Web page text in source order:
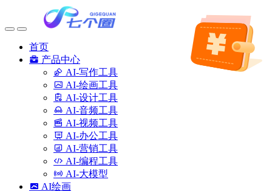
首页
产品中心
AI-写作工具
AI-绘画工具
AI-设计工具
AI-音频工具
AI-视频工具
AI-办公工具
AI-营销工具
AI-编程工具
AI-大模型
AI绘画